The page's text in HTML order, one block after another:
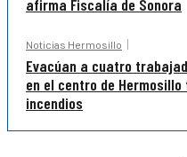
afirma Fiscalía de Sonora
Noticias Hermosillo
Evacúan a cuatro
en el centro de
incendios